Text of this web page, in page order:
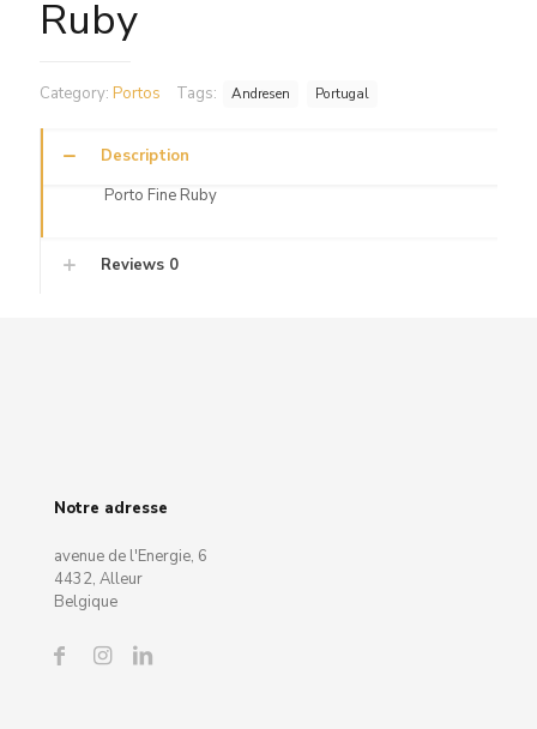
Ruby
Category: Portos Tags: Andresen Portugal
Description
Porto Fine Ruby
Reviews 0
Notre adresse
avenue de l'Energie, 6
4432, Alleur
Belgique